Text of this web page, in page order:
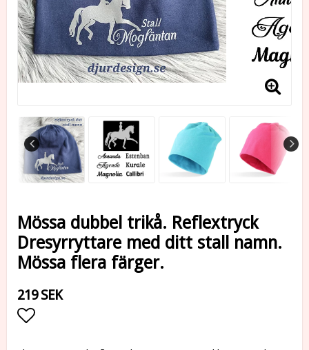
Mössa dubbel trikå. Reflextryck
Dresyrryttare med ditt stall namn.
Mössa flera färger.
219 SEK